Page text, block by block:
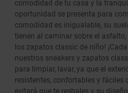
comodidad de tu casa y la
oportunidad se presenta para
comodidad es inigualable, su
tienen al caminar sobre el
los zapatos classic de niño!
nuestros sneakers y zapatos
para limpiar, lavar, ya que el
resistentes, confortables y fáciles
evitará que te resbales y su